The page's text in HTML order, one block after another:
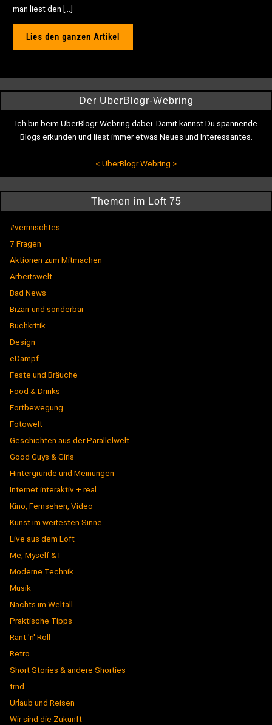
man liest den […]
Lies den ganzen Artikel
Der UberBlogr-Webring
Ich bin beim UberBlogr-Webring dabei. Damit kannst Du spannende
Blogs erkunden und liest immer etwas Neues und Interessantes.
< UberBlogr Webring >
Themen im Loft 75
#vermischtes
7 Fragen
Aktionen zum Mitmachen
Arbeitswelt
Bad News
Bizarr und sonderbar
Buchkritik
Design
eDampf
Feste und Bräuche
Food & Drinks
Fortbewegung
Fotowelt
Geschichten aus der Parallelwelt
Good Guys & Girls
Hintergründe und Meinungen
Internet interaktiv + real
Kino, Fernsehen, Video
Kunst im weitesten Sinne
Live aus dem Loft
Me, Myself & I
Moderne Technik
Musik
Nachts im Weltall
Praktische Tipps
Rant 'n' Roll
Retro
Short Stories & andere Shorties
trnd
Urlaub und Reisen
Wir sind die Zukunft